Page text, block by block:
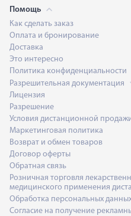
Помощь
Как сделать заказ
Оплата и бронирование
Доставка
Это интересно
Политика конфиденциальности
Разрешительная документация
Лицензия
Разрешение
Условия дистанционной
Маркетинговая политика
Возврат и обмен товаров
Договор оферты
Обратная связь
Розничная торговля
медицинского применения
Обработка персональных
Согласие на получение